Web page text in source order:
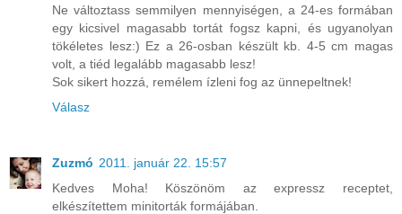
Ne változtass semmilyen mennyiségen, a 24-es formában
egy kicsivel magasabb tortát fogsz kapni, és ugyanolyan
tökéletes lesz:) Ez a 26-osban készült kb. 4-5 cm magas
volt, a tiéd legalább magasabb lesz!
Sok sikert hozzá, remélem ízleni fog az ünnepeltnek!
Válasz
Zuzmó 2011. január 22. 15:57
Kedves Moha! Köszönöm az expressz receptet,
elkészítettem minitorták formájában.